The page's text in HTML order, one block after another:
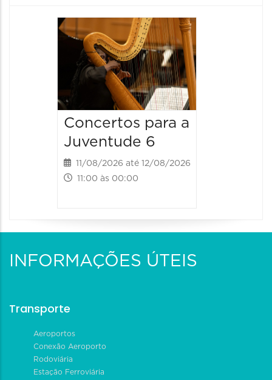
Concertos para a
Juventude 6
11/08/2026 até 12/08/2026
11:00 às 00:00
INFORMAÇÕES ÚTEIS
Transporte
Aeroportos
Conexão Aeroporto
Rodoviária
Estação Ferroviária